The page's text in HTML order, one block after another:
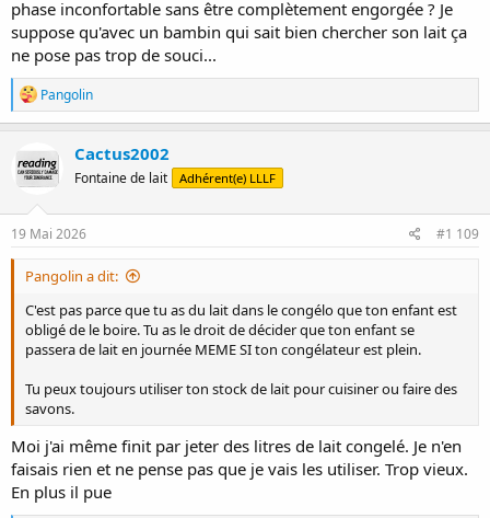
phase inconfortable sans être complètement engorgée ? Je
suppose qu'avec un bambin qui sait bien chercher son lait ça
ne pose pas trop de souci...
R
é
a
t
i
n
s
Pangolin
Cactus2002
Fontaine de lait Adhérent(e) LLLF
19 Mai 2026 #1 109
Pangolin a dit:
C'est pas parce que tu as du lait dans le congélo que ton enfant est
obligé de le boire. Tu as le droit de décider que ton enfant se
passera de lait en journée MEME SI ton congélateur est plein.
Tu peux toujours utiliser ton stock de lait pour cuisiner ou faire des
savons.
Moi j'ai même finit par jeter des litres de lait congelé. Je n'en
faisais rien et ne pense pas que je vais les utiliser. Trop vieux.
En plus il pue